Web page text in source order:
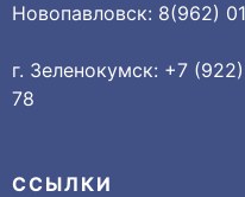
Новопавловск: 8(962)
г. Зеленокумск: +7
78
ССЫЛКИ